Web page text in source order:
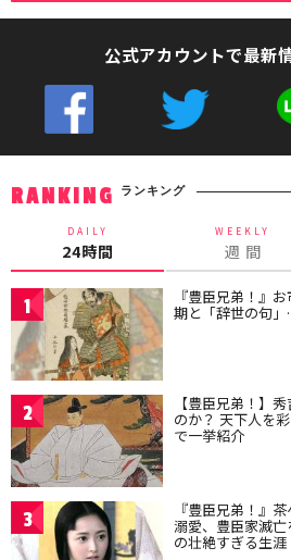
公式アカウントで最新
RANKING ランキング
DAILY
24時間
WEEKLY
週 間
1 『豊臣兄弟！』
期と「辞世の句
2 【豊臣兄弟！】
のか？ 天下人を
で一挙紹介
3 『豊臣兄弟！』
溺愛、豊臣家滅
の壮絶すぎる生涯